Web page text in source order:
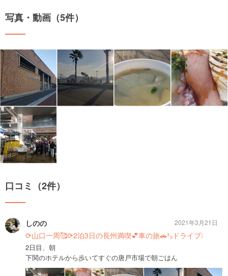
写真・動画（5件）
口コミ（2件）
しのの
⟳山口一周🥰⟳2泊3日の長州満喫💕車の旅🚗³₃ドライブ❕
2日目、朝
下関のホテルから歩いてすぐの唐戸市場で朝ごはん
2021年3月21日